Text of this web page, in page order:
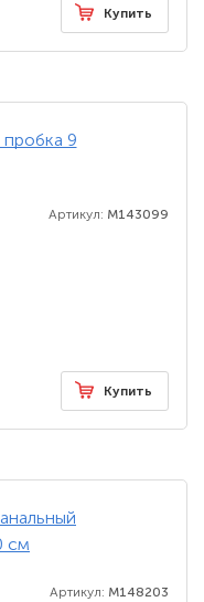
Купить
Артикул: M143099
Купить
Артикул: M148203